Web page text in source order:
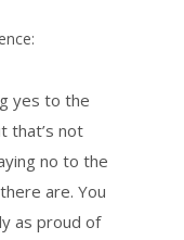
yes to the
that’s not
no to the
are. You
as proud of